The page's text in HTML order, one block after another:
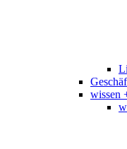
wissen